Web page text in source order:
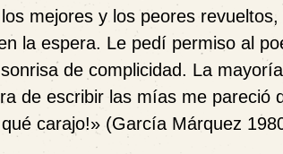
mejores y los peores
la espera. Le pedí permiso al
de complicidad. La
de escribir las mías me pareció
carajo!» (García Márquez